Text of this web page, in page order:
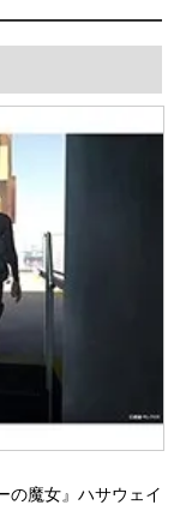
の魔女』ハサウェイ